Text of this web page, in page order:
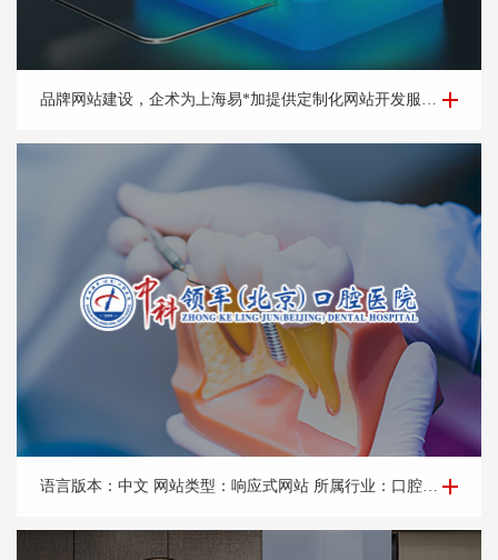
品牌网站建设-上海易*加信息科技有限公司
品牌网站建设-中*领军口腔医院 语言版本：中文 网站类型：响应式网站 所属行业：口腔医院。 所属地区：北京网站建设